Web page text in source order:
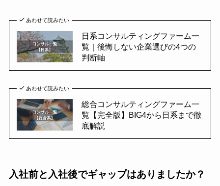
あわせて読みたい
日系コンサルティングファーム一
覧｜後悔しない企業選びの4つの
判断軸
あわせて読みたい
総合コンサルティングファーム一
覧【完全版】BIG4から日系まで徹
底解説
入社前と入社後でギャップはありましたか？